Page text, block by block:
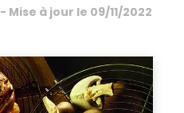
- Mise à jour le 09/11/2022